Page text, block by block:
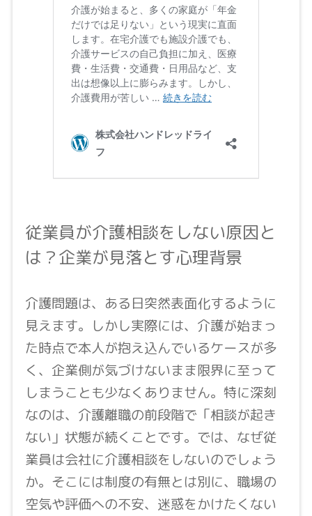
従業員が介護相談をしない原因と
は？企業が見落とす心理背景
介護問題は、ある日突然表面化するように
見えます。しかし実際には、介護が始まっ
た時点で本人が抱え込んでいるケースが多
く、企業側が気づけないまま限界に至って
しまうことも少なくありません。特に深刻
なのは、介護離職の前段階で「相談が起き
ない」状態が続くことです。では、なぜ従
業員は会社に介護相談をしないのでしょう
か。そこには制度の有無とは別に、職場の
空気や評価への不安、迷惑をかけたくない